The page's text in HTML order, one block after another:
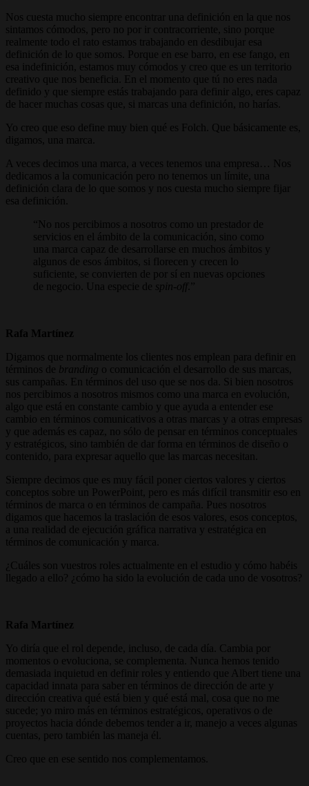
Nos cuesta mucho siempre encontrar una definición en la que nos
sintamos cómodos, pero no por ir contracorriente, sino porque
realmente todo el rato estamos trabajando en desdibujar esa
definición de lo que somos. Porque en ese barro, en ese fango, en
esa indefinición, estamos muy cómodos y creo que es un territorio
creativo que nos beneficia. En el momento que tú no eres nada
definido y que siempre estás trabajando para definir algo, eres capaz
de hacer muchas cosas que, si marcas una definición, no harías.
Yo creo que eso define muy bien qué es Folch. Que básicamente es,
digamos, una marca.
A veces decimos una marca, a veces tenemos una empresa… Nos
dedicamos a la comunicación pero no tenemos un límite, una
definición clara de lo que somos y nos cuesta mucho siempre fijar
esa definición.
No nos percibimos a nosotros como un prestador de
servicios en el ámbito de la comunicación, sino como
una marca capaz de desarrollarse en muchos ámbitos y
algunos de esos ámbitos, si florecen y crecen lo
suficiente, se convierten de por sí en nuevas opciones
de negocio. Una especie de spin-off
Rafa Martínez
Digamos que normalmente los clientes nos emplean para definir en
términos de branding o comunicación el desarrollo de sus marcas,
sus campañas. En términos del uso que se nos da. Si bien nosotros
nos percibimos a nosotros mismos como una marca en evolución,
algo que está en constante cambio y que ayuda a entender ese
cambio en términos comunicativos a otras marcas y a otras empresas
y que además es capaz, no sólo de pensar en términos conceptuales
y estratégicos, sino también de dar forma en términos de diseño o
contenido, para expresar aquello que las marcas necesitan.
Siempre decimos que es muy fácil poner ciertos valores y ciertos
conceptos sobre un PowerPoint, pero es más difícil transmitir eso en
términos de marca o en términos de campaña. Pues nosotros
digamos que hacemos la traslación de esos valores, esos conceptos,
a una realidad de ejecución gráfica narrativa y estratégica en
términos de comunicación y marca.
¿Cuáles son vuestros roles actualmente en el estudio y cómo habéis
llegado a ello? ¿cómo ha sido la evolución de cada uno de vosotros?
Rafa Martínez
Yo diría que el rol depende, incluso, de cada día. Cambia por
momentos o evoluciona, se complementa. Nunca hemos tenido
demasiada inquietud en definir roles y entiendo que Albert tiene una
capacidad innata para saber en términos de dirección de arte y
dirección creativa qué está bien y qué está mal, cosa que no me
sucede; yo miro más en términos estratégicos, operativos o de
proyectos hacia dónde debemos tender a ir, manejo a veces algunas
cuentas, pero también las maneja él.
Creo que en ese sentido nos complementamos.